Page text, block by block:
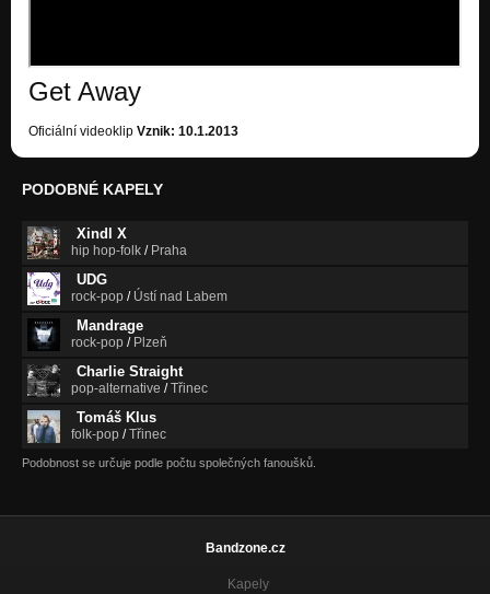
Get Away
Oficiální videoklip Vznik: 10.1.2013
PODOBNÉ KAPELY
Xindl X
hip hop-folk / Praha
UDG
rock-pop / Ústí nad Labem
Mandrage
rock-pop / Plzeň
Charlie Straight
pop-alternative /Třinec
Tomáš Klus
folk-pop /Třinec
Podobnost se určuje podle počtu společných fanoušků.
Bandzone.cz
Kapely